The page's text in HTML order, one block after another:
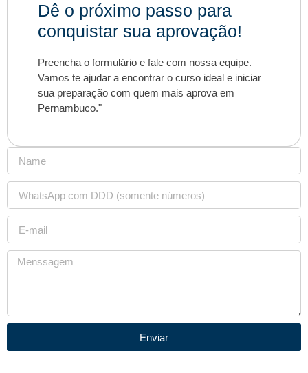
Dê o próximo passo para
conquistar sua aprovação!
Preencha o formulário e fale com nossa equipe.
Vamos te ajudar a encontrar o curso ideal e iniciar
sua preparação com quem mais aprova em
Pernambuco."
Enviar